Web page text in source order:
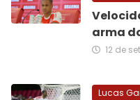
arma
12 de
Lucas